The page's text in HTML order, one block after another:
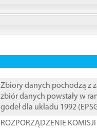
Zbiory danych pochodzą z
zbiór danych powstały w
godeł dla układu 1992
ROZPORZĄDZENIE